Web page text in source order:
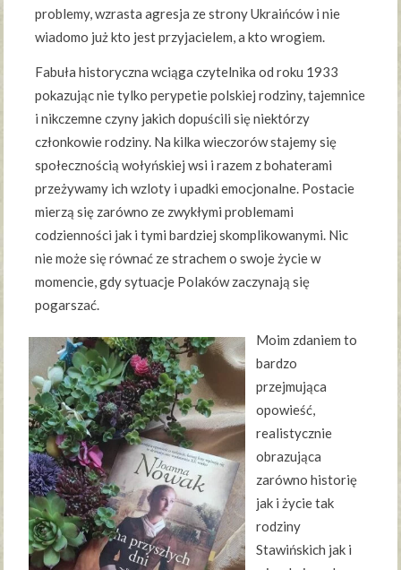
problemy, wzrasta agresja ze strony Ukraińców i nie
wiadomo już kto jest przyjacielem, a kto wrogiem.
Fabuła historyczna wciąga czytelnika od roku 1933
pokazując nie tylko perypetie polskiej rodziny, tajemnice
i nikczemne czyny jakich dopuścili się niektórzy
członkowie rodziny. Na kilka wieczorów stajemy się
społecznością wołyńskiej wsi i razem z bohaterami
przeżywamy ich wzloty i upadki emocjonalne. Postacie
mierzą się zarówno ze zwykłymi problemami
codzienności jak i tymi bardziej skomplikowanymi. Nic
nie może się równać ze strachem o swoje życie w
momencie, gdy sytuacje Polaków zaczynają się
pogarszać.
Moim zdaniem to
bardzo
przejmująca
opowieść,
realistycznie
obrazująca
zarówno historię
jak i życie tak
rodziny
Stawińskich jak i